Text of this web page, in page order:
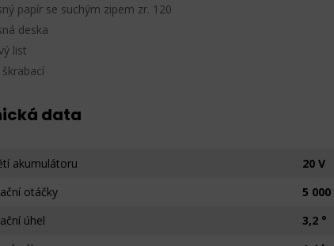
papír se suchým zipem zr. 120
deska
list
data
akumulátoru
20 V
otáčky
5
úhel
3,2 °